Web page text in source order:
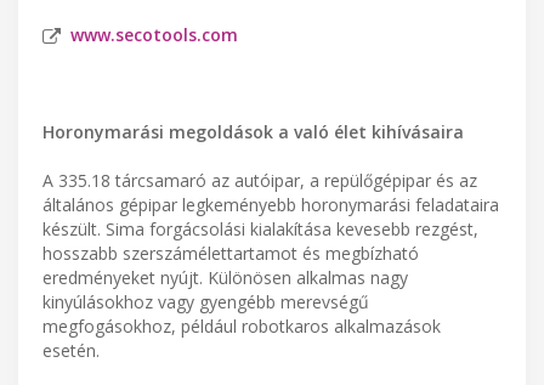
www.secotools.com
Horonymarási megoldások a való élet kihívásaira
A 335.18 tárcsamaró az autóipar, a repülőgépipar és az
általános gépipar legkeményebb horonymarási feladataira
készült. Sima forgácsolási kialakítása kevesebb rezgést,
hosszabb szerszámélettartamot és megbízható
eredményeket nyújt. Különösen alkalmas nagy
kinyúlásokhoz vagy gyengébb merevségű
megfogásokhoz, például robotkaros alkalmazások
esetén.